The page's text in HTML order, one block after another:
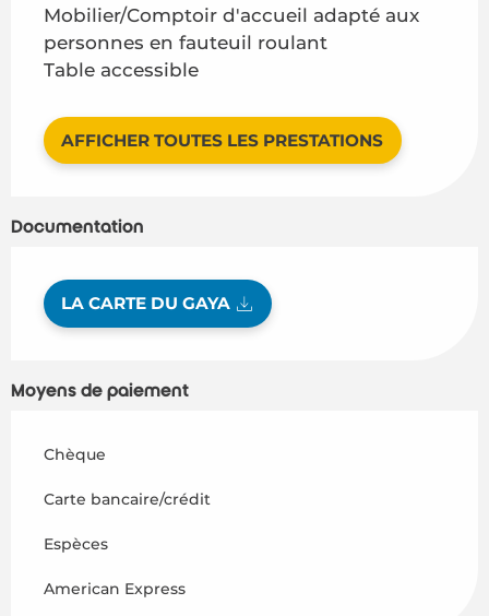
Mobilier/Comptoir d'accueil adapté aux
personnes en fauteuil roulant
Table accessible
AFFICHER TOUTES LES PRESTATIONS
Documentation
LA CARTE DU GAYA
Moyens de paiement
Chèque
Carte bancaire/crédit
Espèces
American Express